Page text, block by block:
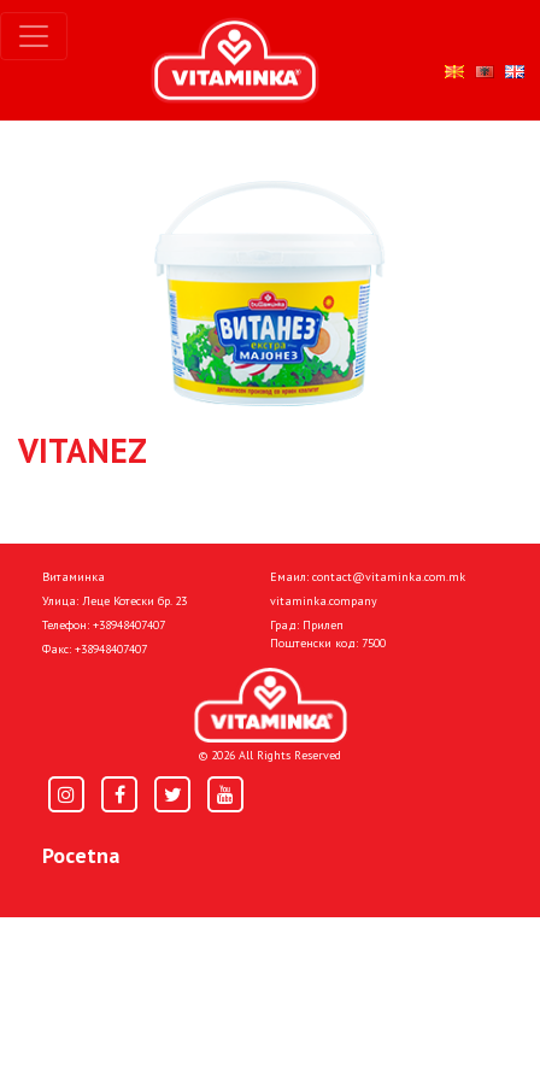
VITANEZ
Витаминка
Улица: Леце Котески бр. 23
Телефон: +38948407407
Факс: +38948407407
Емаил: contact@vitaminka.com.mk
vitaminka.company
Град: Прилеп
Поштенски код: 7500
© 2026 All Rights Reserved
Pocetna